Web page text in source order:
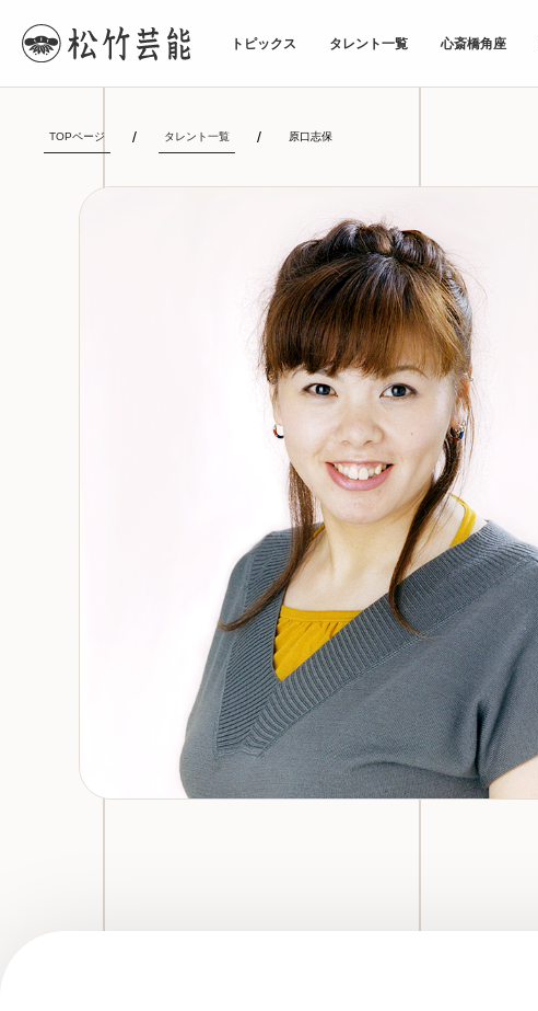
トピックス タレント一覧 心斎橋角座
TOPページ タレント一覧 原口志保